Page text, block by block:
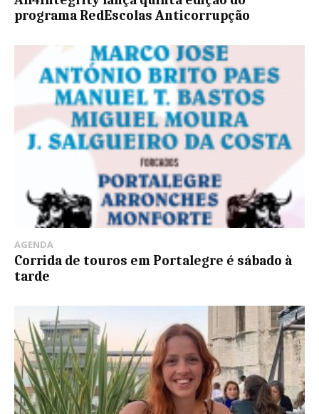
programa RedEscolas Anticorrupção
AGENDA
Corrida de touros em Portalegre é sábado à
tarde